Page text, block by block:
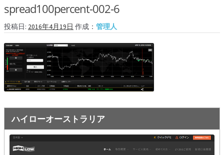
シ
ン
へ
ス
キ
ッ
プ
ツ
ス
キ
ッ
プ
業者一覧
ハイローオーストラリア
オプションビット
ファイブスターズオプション
基本ルール・取引のしかた
トレンドを見極める
spread100percent-002-6
投稿日: 2016年4月19日 作成： 管理人
ハイローオーストラリア